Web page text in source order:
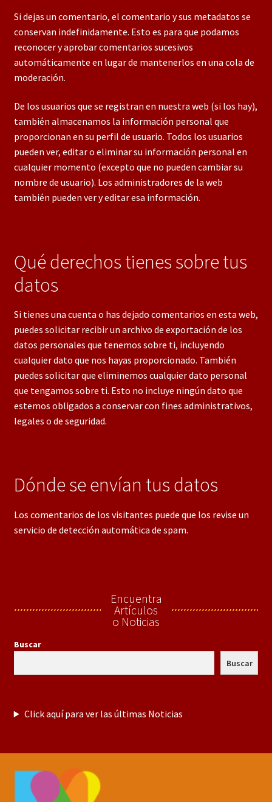
Si dejas un comentario, el comentario y sus metadatos se
conservan indefinidamente. Esto es para que podamos
reconocer y aprobar comentarios sucesivos
automáticamente en lugar de mantenerlos en una cola de
moderación.
De los usuarios que se registran en nuestra web (si los hay),
también almacenamos la información personal que
proporcionan en su perfil de usuario. Todos los usuarios
pueden ver, editar o eliminar su información personal en
cualquier momento (excepto que no pueden cambiar su
nombre de usuario). Los administradores de la web
también pueden ver y editar esa información.
Qué derechos tienes sobre tus
datos
Si tienes una cuenta o has dejado comentarios en esta web,
puedes solicitar recibir un archivo de exportación de los
datos personales que tenemos sobre ti, incluyendo
cualquier dato que nos hayas proporcionado. También
puedes solicitar que eliminemos cualquier dato personal
que tengamos sobre ti. Esto no incluye ningún dato que
estemos obligados a conservar con fines administrativos,
legales o de seguridad.
Dónde se envían tus datos
Los comentarios de los visitantes puede que los revise un
servicio de detección automática de spam.
Encuentra
Artículos
o Noticias
Buscar
Buscar
Click aquí para ver las últimas Noticias